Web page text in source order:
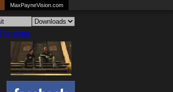
MaxPayneVision.com